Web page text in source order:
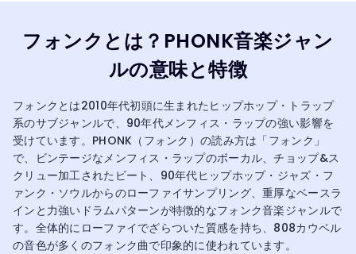
フォンクとは？PHONK音楽ジャン
ルの意味と特徴
フォンクとは2010年代初頭に生まれたヒップホップ・トラップ
系のサブジャンルで、90年代メンフィス・ラップの強い影響を
受けています。PHONK（フォンク）の読み方は「フォンク」
で、ビンテージなメンフィス・ラップのボーカル、チョップ&ス
クリュー加工されたビート、90年代ヒップホップ・ジャズ・フ
ァンク・ソウルからのローファイサンプリング、重厚なベースラ
インと力強いドラムパターンが特徴的なフォンク音楽ジャンルで
す。全体的にローファイでざらついた質感を持ち、808カウベル
の音色が多くのフォンク曲で印象的に使われています。